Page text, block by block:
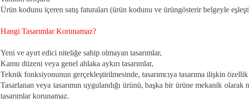
Ürün kodunu içeren satış faturaları (ürün kodunu ve ürüngösterir belgeyle
Hangi Tasarımlar Korunamaz?
Yeni ve ayırt edici niteliğe sahip olmayan tasarımlar,
Kamu düzeni veya genel ahlaka aykırı tasarımlar,
Teknik fonksiyonunun gerçekleştirilmesinde, tasarımcıya tasarıma ilişkin
Tasarlanan veya tasarımın uygulandığı ürünü, başka bir ürüne mekanik
tasarımlar korunamaz.